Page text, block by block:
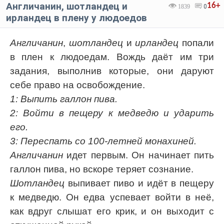
16+
1839 0
Англичанин, шотландец и
ирландец в плену у людоедов
Англичанин, шотландец иирландец попали
в плен к людоедам. Вождь даёт им три
задания, выполнив которые, они даруют
себе право на освобождение.
1: Выпить галлон пива.
2: Войти в пещеру к медведю и ударить
его.
3: Переспать со 100-летней монахиней.
Англичанин идет первым. Он начинает пить
галлон пива, но вскоре теряет сознание.
Шотландец выпивает пиво и идёт в пещеру
к медведю. Он едва успевает войти в неё,
как вдруг слышат его крик, и он выходит с